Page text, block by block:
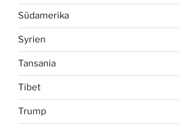
Südamerika
Syrien
Tansania
Tibet
Trump